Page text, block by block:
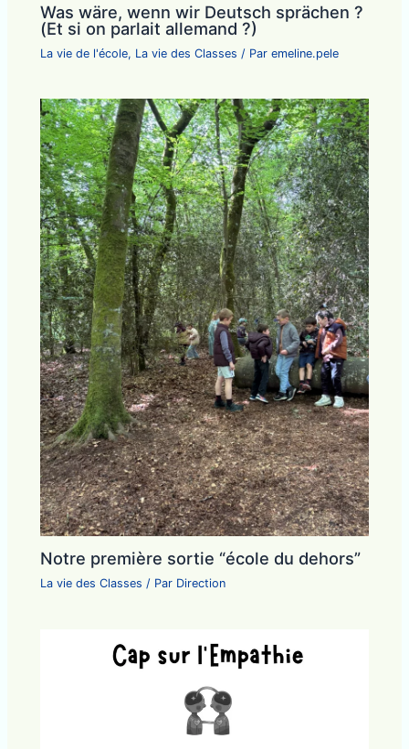
Was wäre, wenn wir Deutsch sprächen ?
(Et si on parlait allemand ?)
La vie de l'école, La vie des Classes / Paremeline.pele
Notre première sortie “école du dehors”
La vie des Classes / Par Direction